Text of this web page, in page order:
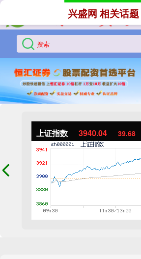
上证指数 3940.04 39.68
兴盛网 相关话题